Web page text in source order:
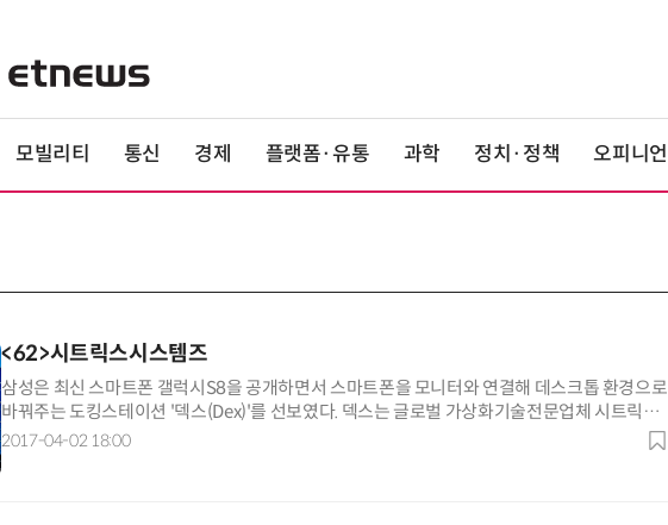
모빌리티 통신 경제 플랫폼·유통 과학 정치·정책 오피니언
<62>시트릭스시스템즈
삼성은 최신 스마트폰 갤럭시S8을 공개하면서 스마트폰을 모니터와 연결해 데스크톱 환경으로
바꿔주는 도킹스테이션 '덱스(Dex)'를 선보였다. 덱스는 글로벌 가상화기술전문업체 시트릭스
시스템즈(Citrix Systems)...
2017-04-02 18:00